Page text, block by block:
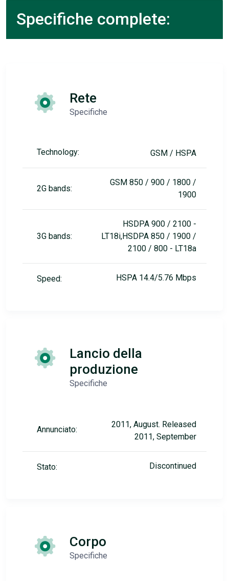
Specifiche complete:
Rete
Specifiche
Technology: GSM / HSPA
2G bands:
GSM 850 / 900 / 1800 /
1900
3G bands:
HSDPA 900 / 2100 -
LT18i,HSDPA 850 / 1900 /
2100 / 800 - LT18a
Speed: HSPA 14.4/5.76 Mbps
Lancio della
produzione
Specifiche
Annunciato:
2011, August. Released
2011, September
Stato: Discontinued
Corpo
Specifiche